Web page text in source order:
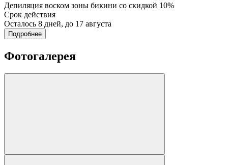
Депиляция воском зоны бикини со скидкой 10%
Срок действия
Осталось 8 дней, до 17 августа
Подробнее
Фотогалерея